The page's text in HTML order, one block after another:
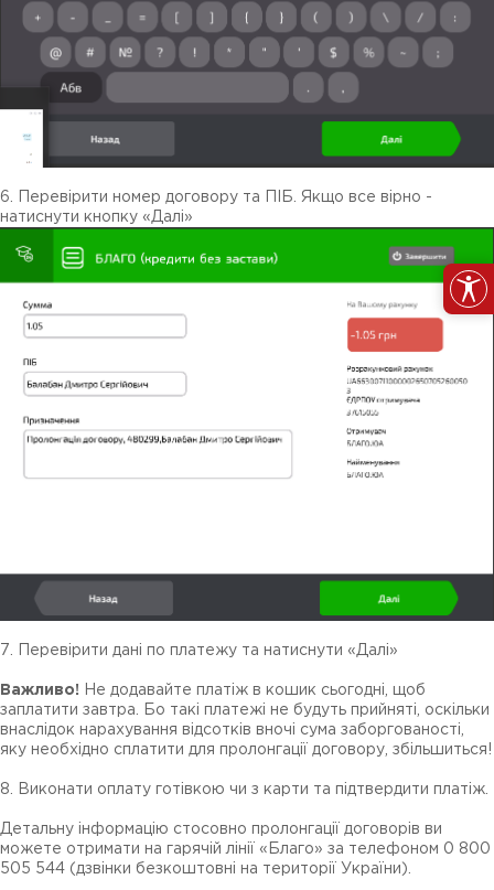
6. Перевірити номер договору та ПІБ. Якщо все вірно -
натиснути кнопку «Далі»
7. Перевірити дані по платежу та натиснути «Далі»
Важливо! Не додавайте платіж в кошик сьогодні, щоб
заплатити завтра. Бо такі платежі не будуть прийняті, оскільки
внаслідок нарахування відсотків вночі сума заборгованості,
яку необхідно сплатити для пролонгації договору, збільшиться!
8. Виконати оплату готівкою чи з карти та підтвердити платіж.
Детальну інформацію стосовно пролонгації договорів ви
можете отримати на гарячій лінії «Благо» за телефоном 0 800
505 544 (дзвінки безкоштовні на території України).